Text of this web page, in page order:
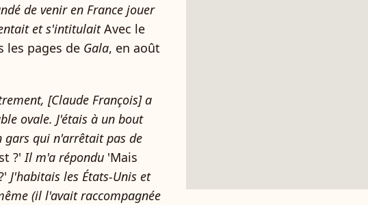
de venir en France jouer
et s'intitulaitAvec le
les pages de Gala, en août
[Claude François] a
ovale. J'étais à un bout
gars qui n'arrêtait pas de
?' Il m'a répondu 'Mais
J'habitais les États-Unis et
(il l'avait raccompagnée